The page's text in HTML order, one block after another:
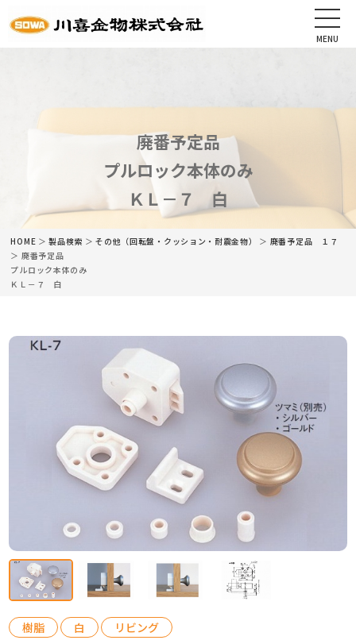
MENU
廃番予定品
プルロック本体のみ
ＫＬ－７ 白
CLOSE
商品情報
カタログ
カタログ請求
お問い合わせ
HOME ＞製品検索 ＞その他（回転盤・クッション・耐震金物） ＞ 廃番予定品 １７
＞ 廃番予定品
プルロック本体のみ
ＫＬ－７ 白
樹脂 白 リビング